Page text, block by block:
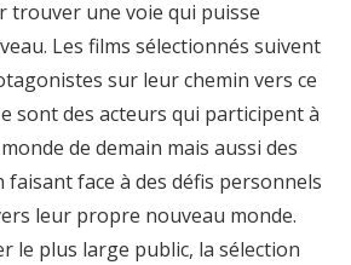
trouver une voie qui puisse
Les films sélectionnés suivent
sur leur chemin vers ce
sont des acteurs qui participent à
de demain mais aussi des
face à des défis personnels
leur propre nouveau monde.
le plus large public, la sélection